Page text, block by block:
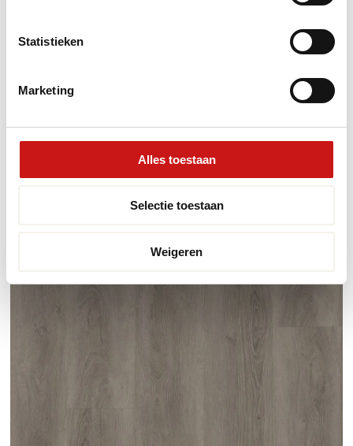
Statistieken
Marketing
Alles toestaan
Selectie toestaan
Weigeren
Therdex Stone 10031
€49.95m2